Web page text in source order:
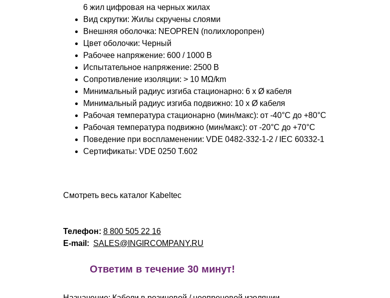
6 жил цифровая на черных жилах
Вид скрутки: Жилы скручены слоями
Внешняя оболочка: NEOPREN (полихлоропрен)
Цвет оболочки: Черный
Рабочее напряжение: 600 / 1000 В
Испытательное напряжение: 2500 В
Сопротивление изоляции: > 10 MΩ/km
Минимальный радиус изгиба стационарно: 6 x Ø кабеля
Минимальный радиус изгиба подвижно: 10 x Ø кабеля
Рабочая температура стационарно (мин/макс): от -40°C до +80°C
Рабочая температура подвижно (мин/макс): от -20°C до +70°C
Поведение при воспламенении: VDE 0482-332-1-2 / IEC 60332-1
Сертификаты: VDE 0250 T.602
Смотреть весь каталог Kabeltec
Телефон: 8 800 505 22 16
E-mail: SALES@INGIRCOMPANY.RU
Ответим в течение 30 минут!